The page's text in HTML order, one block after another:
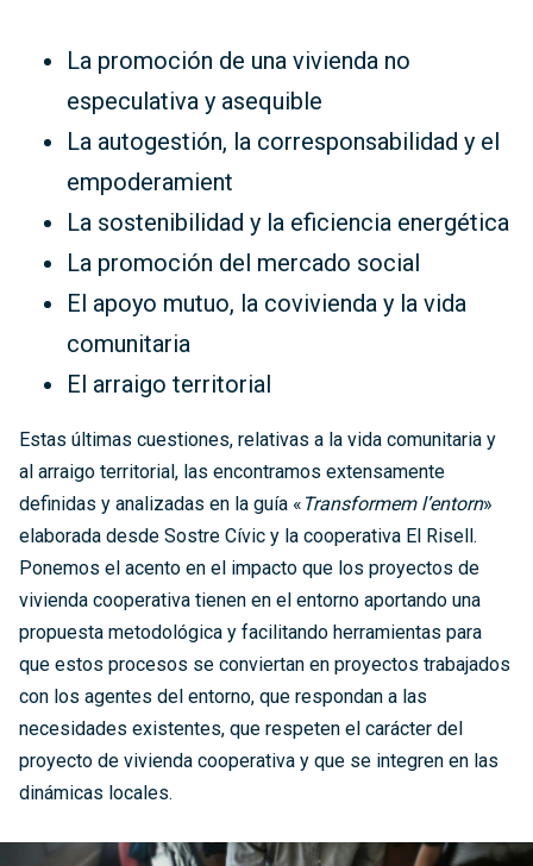
La promoción de una vivienda no
especulativa y asequible
La autogestión, la corresponsabilidad y el
empoderamient
La sostenibilidad y la eficiencia energética
La promoción del mercado social
El apoyo mutuo, la covivienda y la vida
comunitaria
El arraigo territorial
Estas últimas cuestiones, relativas a la vida comunitaria y
al arraigo territorial, las encontramos extensamente
definidas y analizadas en la guía « Transformem l’entorn»
elaborada desde Sostre Cívic y la cooperativa El Risell.
Ponemos el acento en el impacto que los proyectos de
vivienda cooperativa tienen en el entorno aportando una
propuesta metodológica y facilitando herramientas para
que estos procesos se conviertan en proyectos trabajados
con los agentes del entorno, que respondan a las
necesidades existentes, que respeten el carácter del
proyecto de vivienda cooperativa y que se integren en las
dinámicas locales.